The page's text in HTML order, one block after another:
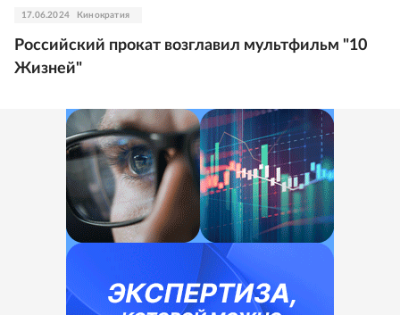
17.06.2024 Кинократия
Российский прокат возглавил мультфильм "10
Жизней"